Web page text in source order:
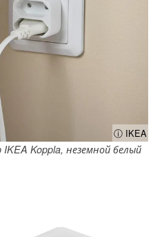
ⓘ IKEA
Koppla, неземной белый